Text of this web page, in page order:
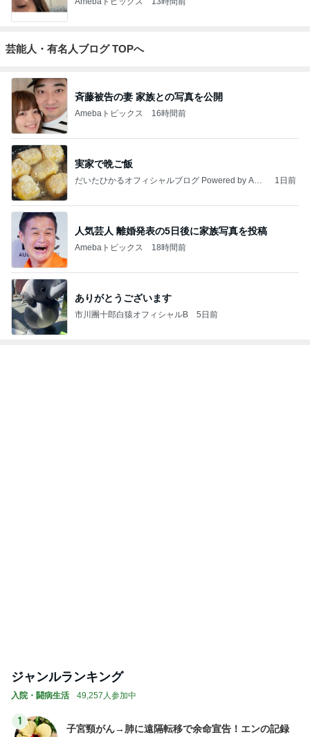
芸能人・有名人ブログ TOPへ
斉藤被告の妻 家族との写真を公開
Amebaトピックス 16時間前
実家で晩ご飯
だいたひかるオフィシャルブログ Powered by Ame
1日前
人気芸人 離婚発表の5日後に家族写真を投稿
Amebaトピックス 18時間前
ありがとうございます
市川團十郎白猿オフィシャルB 5日前
ジャンルランキング
入院・闘病生活 49,257人参加中
1
子宮頸がん→肺に遠隔転移で余命宣告！エンの記録